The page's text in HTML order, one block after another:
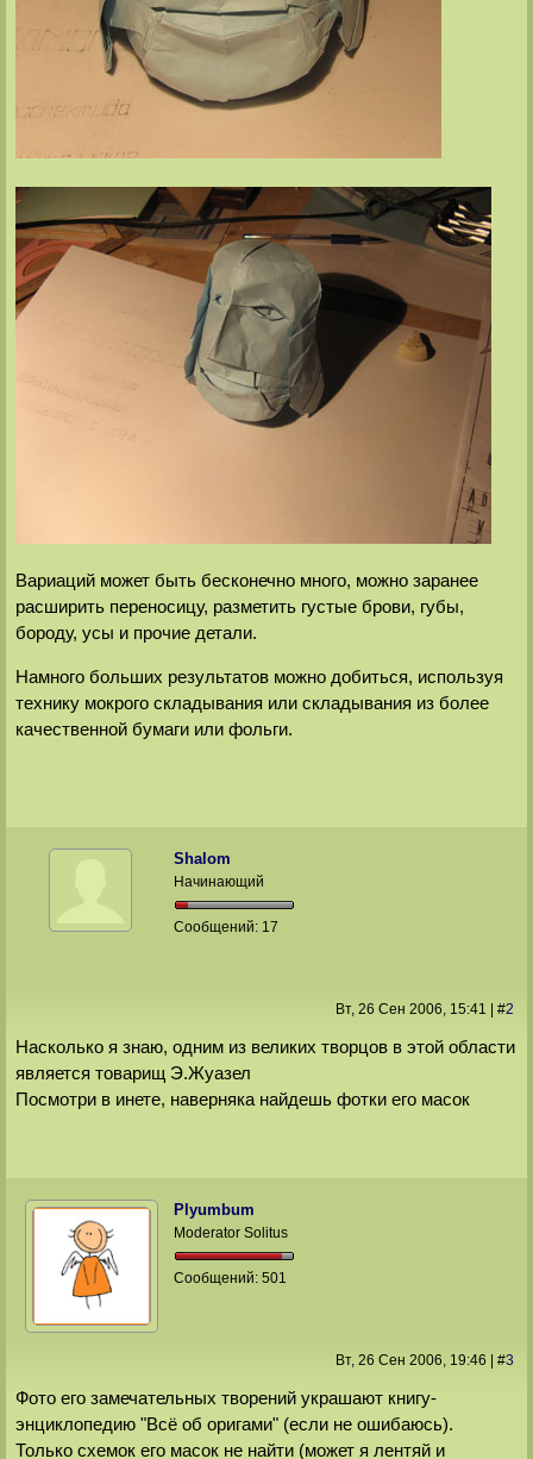
Вариаций может быть бесконечно много, можно заранее
расширить переносицу, разметить густые брови, губы,
бороду, усы и прочие детали.
Намного больших результатов можно добиться, используя
технику мокрого складывания или складывания из более
качественной бумаги или фольги.
Shalom
Начинающий
Сообщений: 17
Вт, 26 Сен 2006, 15:41 #2
Насколько я знаю, одним из великих творцов в этой области
является товарищ Э.Жуазел
Посмотри в инете, наверняка найдешь фотки его масок
Plyumbum
Moderator Solitus
Сообщений:501
Вт, 26 Сен 2006, 19:46 #3
Фото его замечательных творений украшают книгу-
энциклопедию "Всё об оригами" (если не ошибаюсь).
Только схемок его масок не найти (может я лентяй и